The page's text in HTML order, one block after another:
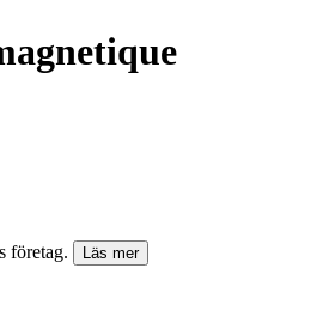
företag.
Läs mer